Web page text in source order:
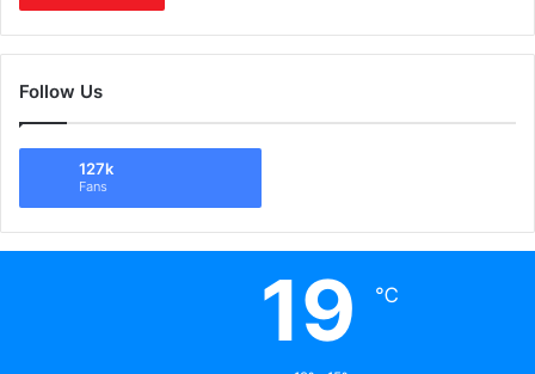
Follow Us
127k
Fans
19 ℃